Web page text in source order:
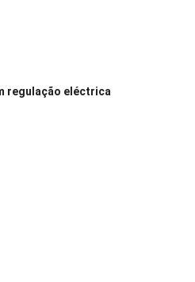
regulação eléctrica